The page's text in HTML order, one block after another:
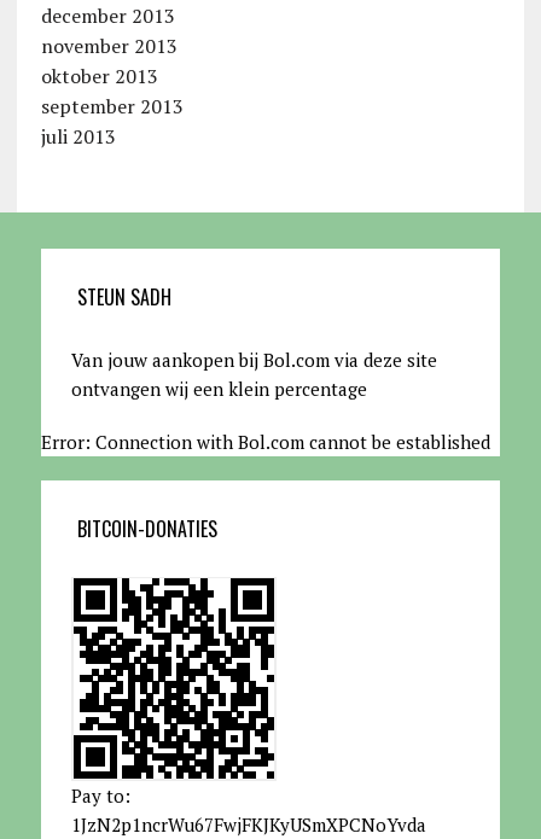
december 2013
november 2013
oktober 2013
september 2013
juli 2013
STEUN SADH
Van jouw aankopen bij Bol.com via deze site
ontvangen wij een klein percentage
Error: Connection with Bol.com cannot be established
BITCOIN-DONATIES
Pay to:
1JzN2p1ncrWu67FwjFKJKyUSmXPCNoYvda